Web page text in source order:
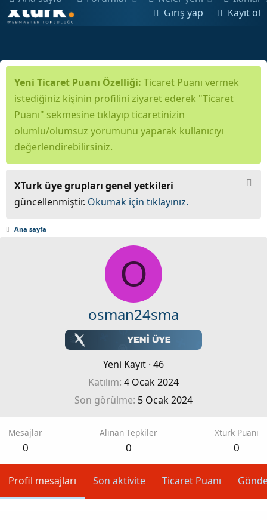
Giriş yap Kayıt ol
Yeni Ticaret Puanı Özelliği: Ticaret Puanı vermek
istediğiniz kişinin profilini ziyaret ederek "Ticaret
Puanı" sekmesine tıklayıp ticaretinizin
olumlu/olumsuz yorumunu yaparak kullanıcıyı
değerlendirebilirsiniz.
XTurk üye grupları genel yetkileri
güncellenmiştir. Okumak için tıklayınız.
Ana sayfa
O
osman24sma
Yeni Kayıt · 46
Katılım 4 Ocak 2024
Son görülme 5 Ocak 2024
Mesajlar
0
Alınan Tepkiler
0
Xturk Puanı
0
Profil mesajları Son aktivite Ticaret Puanı